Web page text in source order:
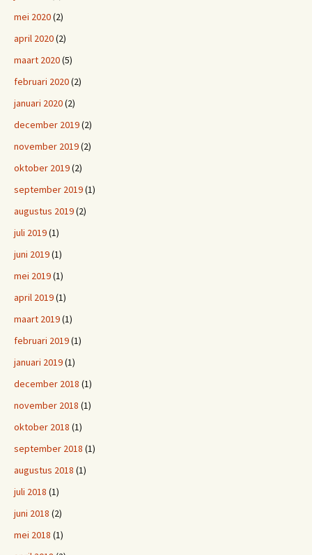
mei 2020(2)
april 2020(2)
maart 2020(5)
februari 2020(2)
januari 2020(2)
december 2019(2)
november 2019(2)
oktober 2019(2)
september 2019(1)
augustus 2019(2)
juli 2019(1)
juni 2019(1)
mei 2019(1)
april 2019(1)
maart 2019(1)
februari 2019(1)
januari 2019(1)
december 2018 (1)
november 2018 (1)
oktober 2018 (1)
september 2018 (1)
augustus 2018 (1)
juli 2018 (1)
juni 2018 (2)
mei 2018 (1)